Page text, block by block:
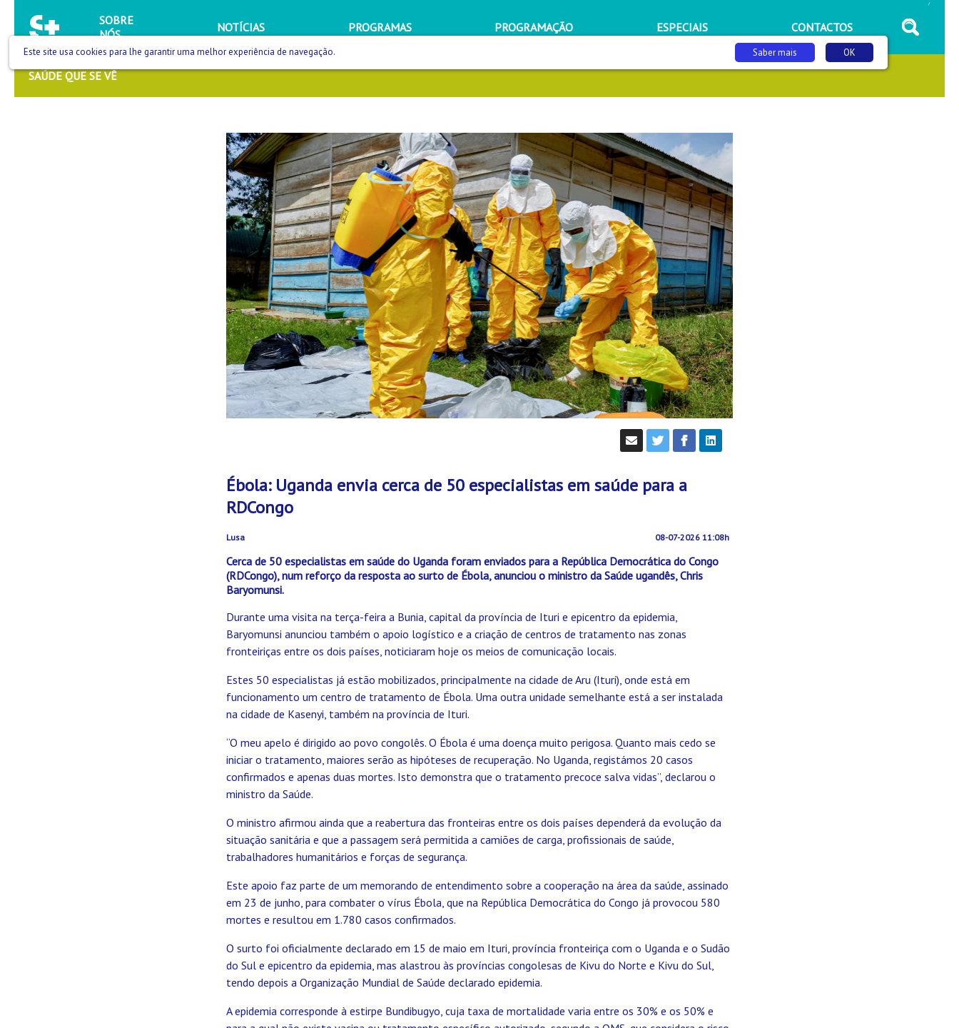
SOBRE
NÓS
NOTÍCIAS PROGRAMAS PROGRAMAÇÃO ESPECIAIS CONTACTOS
/
SAÚDE QUE SE VÊ
Ébola: Uganda envia cerca de 50 especialistas em saúde para a
RDCongo
Lusa 08-07-2026 11:08h
Cerca de 50 especialistas em saúde do Uganda foram enviados para a República Democrática do Congo
(RDCongo), num reforço da resposta ao surto de Ébola, anunciou o ministro da Saúde ugandês, Chris
Baryomunsi.
Durante uma visita na terça-feira a Bunia, capital da província de Ituri e epicentro da epidemia,
Baryomunsi anunciou também o apoio logístico e a criação de centros de tratamento nas zonas
fronteiriças entre os dois países, noticiaram hoje os meios de comunicação locais.
Estes 50 especialistas já estão mobilizados, principalmente na cidade de Aru (Ituri), onde está em
funcionamento um centro de tratamento de Ébola. Uma outra unidade semelhante está a ser instalada
na cidade de Kasenyi, também na província de Ituri.
“O meu apelo é dirigido ao povo congolês. O Ébola é uma doença muito perigosa. Quanto mais cedo se
iniciar o tratamento, maiores serão as hipóteses de recuperação. No Uganda, registámos 20 casos
confirmados e apenas duas mortes. Isto demonstra que o tratamento precoce salva vidas”, declarou o
ministro da Saúde.
O ministro afirmou ainda que a reabertura das fronteiras entre os dois países dependerá da evolução da
situação sanitária e que a passagem será permitida a camiões de carga, profissionais de saúde,
trabalhadores humanitários e forças de segurança.
Este apoio faz parte de um memorando de entendimento sobre a cooperação na área da saúde, assinado
em 23 de junho, para combater o vírus Ébola, que na República Democrática do Congo já provocou 580
mortes e resultou em 1.780 casos confirmados.
O surto foi oficialmente declarado em 15 de maio em Ituri, província fronteiriça com o Uganda e o Sudão
do Sul e epicentro da epidemia, mas alastrou às províncias congolesas de Kivu do Norte e Kivu do Sul,
tendo depois a Organização Mundial de Saúde declarado epidemia.
A epidemia corresponde à estirpe Bundibugyo, cuja taxa de mortalidade varia entre os 30% e os 50% e
Este site usa cookies para lhe garantir uma melhor experiência de navegação. OK
Saber mais